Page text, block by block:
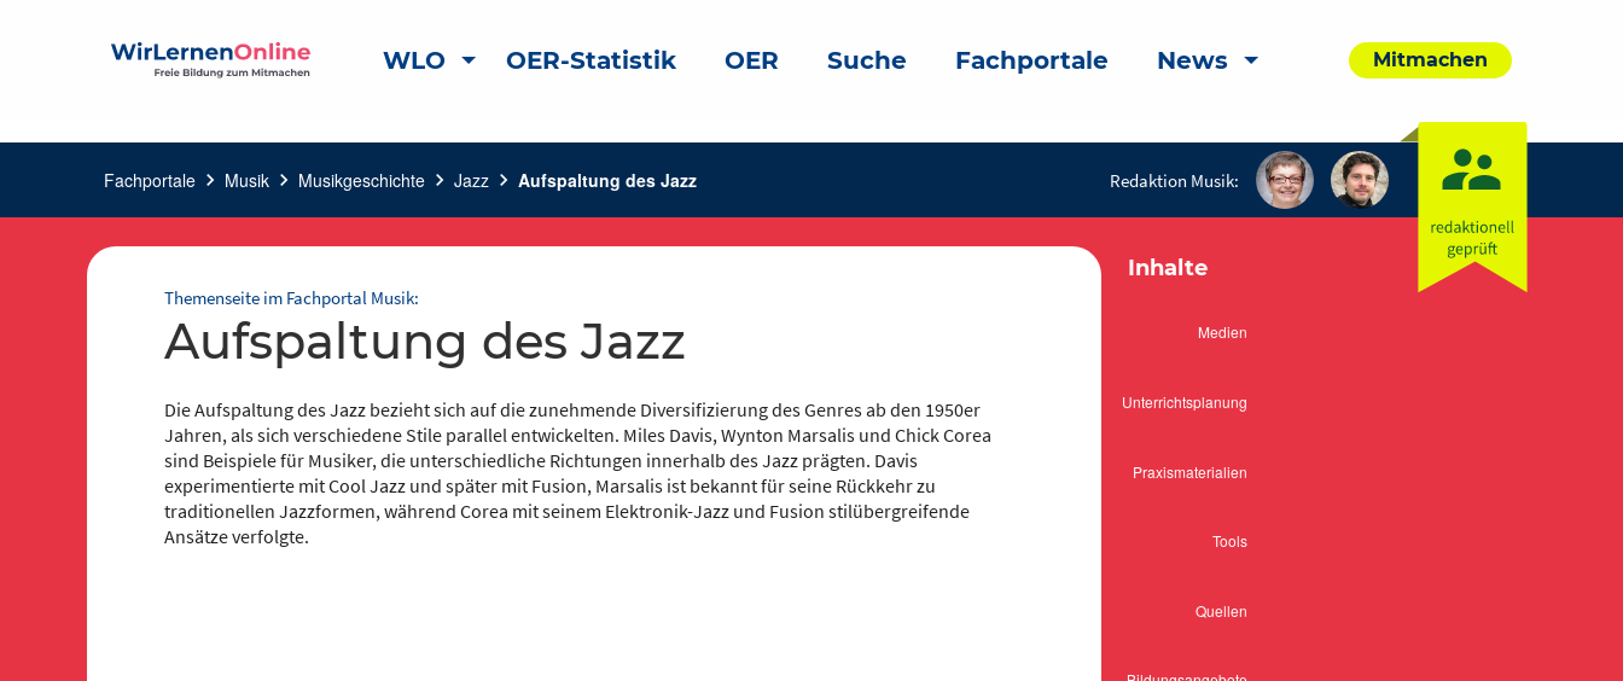
WLO OER-Statistik OER Suche Fachportale News Mitmachen
Fachportale chevron_right Musik chevron_right Musikgeschichte chevron_right Jazz chevron_right Aufspaltung des Jazz Redaktion Musik:
Themenseite im Fachportal Musik:
Aufspaltung des Jazz
Die Aufspaltung des Jazz bezieht sich auf die zunehmende Diversifizierung des Genres ab den 1950er
Jahren, als sich verschiedene Stile parallel entwickelten. Miles Davis, Wynton Marsalis und Chick Corea
sind Beispiele für Musiker, die unterschiedliche Richtungen innerhalb des Jazz prägten. Davis
experimentierte mit Cool Jazz und später mit Fusion, Marsalis ist bekannt für seine Rückkehr zu
traditionellen Jazzformen, während Corea mit seinem Elektronik-Jazz und Fusion stilübergreifende
Ansätze verfolgte.
Inhalte